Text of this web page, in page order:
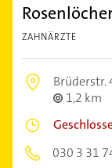
ZAHNÄRZTE
Brüderstr.
1,2 km
030 3 31